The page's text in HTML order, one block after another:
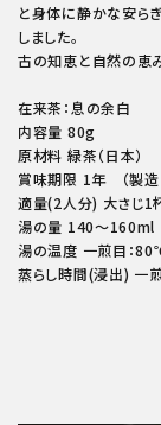
と身体に静かな安ら
しました。
古の知恵と自然の恵
在来茶：息の余白
内容量 80g
原材料 緑茶（日本）
賞味期限 1年 （製造
適量(2人分) 大さじ
湯の量 140～
湯の温度 一煎目：
蒸らし時間(浸出) 一